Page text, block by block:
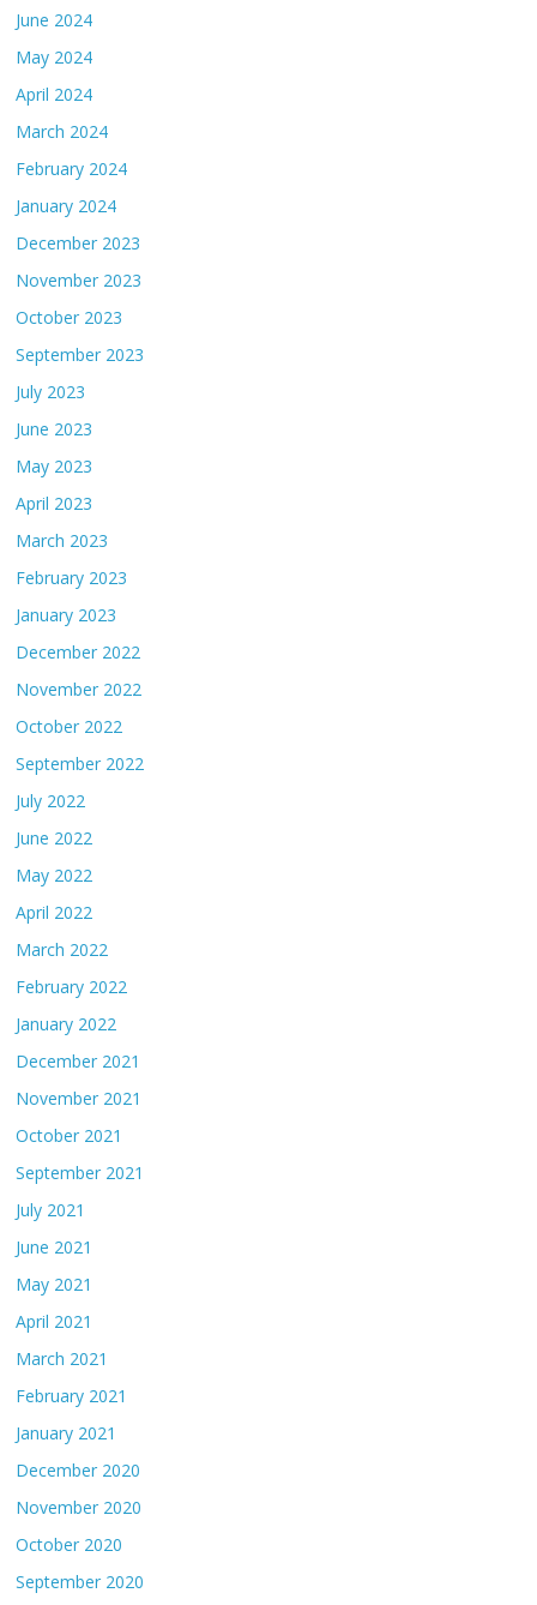
June 2024
May 2024
April 2024
March 2024
February 2024
January 2024
December 2023
November 2023
October 2023
September 2023
July 2023
June 2023
May 2023
April 2023
March 2023
February 2023
January 2023
December 2022
November 2022
October 2022
September 2022
July 2022
June 2022
May 2022
April 2022
March 2022
February 2022
January 2022
December 2021
November 2021
October 2021
September 2021
July 2021
June 2021
May 2021
April 2021
March 2021
February 2021
January 2021
December 2020
November 2020
October 2020
September 2020